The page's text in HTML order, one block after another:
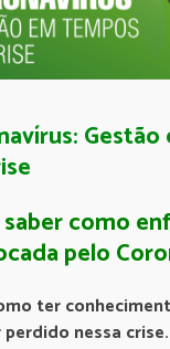
como
pelo
ter
nessa crise.